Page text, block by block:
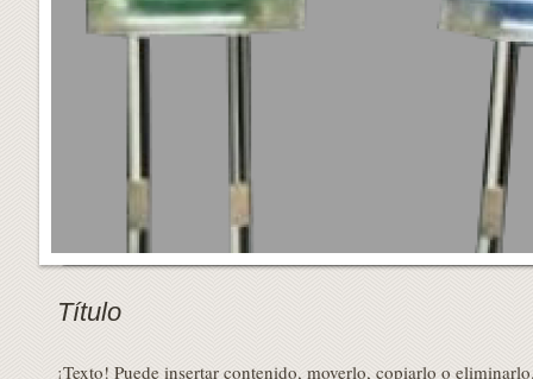
Título
¡Texto! Puede insertar contenido, moverlo, copiarlo o